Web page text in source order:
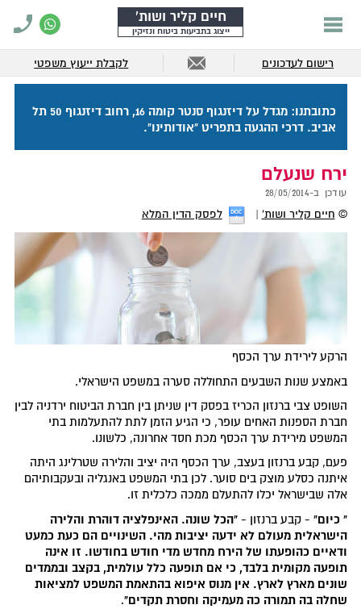
חיים קליר ושות'
ייצוג בתביעות ביטוח ונזיקין
רישום לעדכונים לקבלת ייעוץ משפטי
כתובתנו: מגדל על דיזנגוף סנטר קומה 16, רחוב דיזנגוף 50 תל
אביב. דרכי ההגעה בתפריט "אודותינו".
ירח שנעלם
עודכן ב-28/05/2014
© חיים קליר ושות' לפסק הדין המלא
הרקע לירידת ערך הכסף
באמצע שנות השבעים התחוללה סערה במשפט הישראלי.
השופט צבי ברנזון הכריז בפסק דין שניתן בין חברת הביטוח ירדניה לבין
חברת הספנות האחים עופר, כי הגיע הזמן לתת להתעלמות בתי
המשפט מירידת ערך הכסף מכת חסד אחרונה, כלשונו.
פעם, קבע ברנזון בעצב, ערך הכסף היה יציב והלירה שטרלינג היתה
איתנה כסלע מוצק בים סוער. לכן בתי המשפט באנגליה ובעקבותיהם
אלה שבישראל יכלו להתעלם ממכה כלכלית זו.
" כיום" - קבע ברנזון - "הכל שונה. האינפלציה דוהרת והלירה
הישראלית מעולם לא ידעה יציבות מהי. השינויים הם כעת כמעט
ודאיים כהופעתו של הירח מחדש מדי חודש בחודשו. זו אינה
תופעה מקומית בלבד, כי אם תופעה כלל עולמית, בקצב ובממדים
שונים מארץ לארץ. אין מנוס איפוא בהתאמת המשפט למציאות
שחלה בה תמורה כה מעמיקה וחסרת תקדים".